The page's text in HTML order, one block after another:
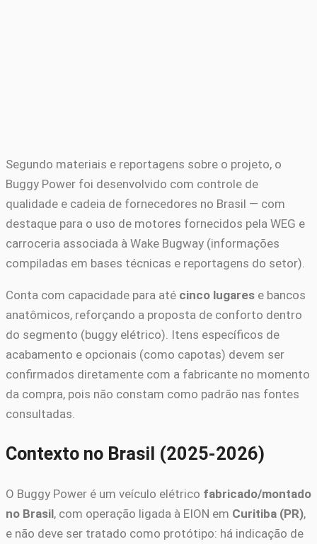
Segundo materiais e reportagens sobre o projeto, o
Buggy Power foi desenvolvido com controle de
qualidade e cadeia de fornecedores no Brasil — com
destaque para o uso de motores fornecidos pela WEG e
carroceria associada à Wake Bugway (informações
compiladas em bases técnicas e reportagens do setor).
Conta com capacidade para até cinco lugares e bancos
anatômicos, reforçando a proposta de conforto dentro
do segmento (buggy elétrico). Itens específicos de
acabamento e opcionais (como capotas) devem ser
confirmados diretamente com a fabricante no momento
da compra, pois não constam como padrão nas fontes
consultadas.
Contexto no Brasil (2025-2026)
O Buggy Power é um veículo elétrico fabricado/montado
no Brasil, com operação ligada à EION em Curitiba (PR),
e não deve ser tratado como protótipo: há indicação de